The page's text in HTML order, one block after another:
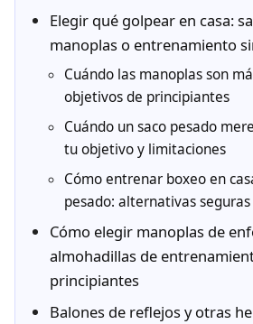
Elegir qué golpear en casa:
manoplas o entrenamiento
Cuándo las manoplas son
objetivos de principiantes
Cuándo un saco pesado
tu objetivo y limitaciones
Cómo entrenar boxeo en
pesado: alternativas
Cómo elegir manoplas de
almohadillas de
principiantes
Balones de reflejos y otras